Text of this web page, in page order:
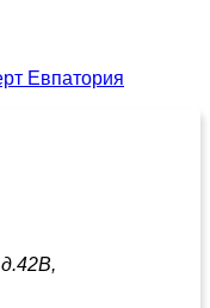
Евпатория